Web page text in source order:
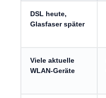
DSL heute,
Glasfaser später
Viele aktuelle
WLAN-Geräte